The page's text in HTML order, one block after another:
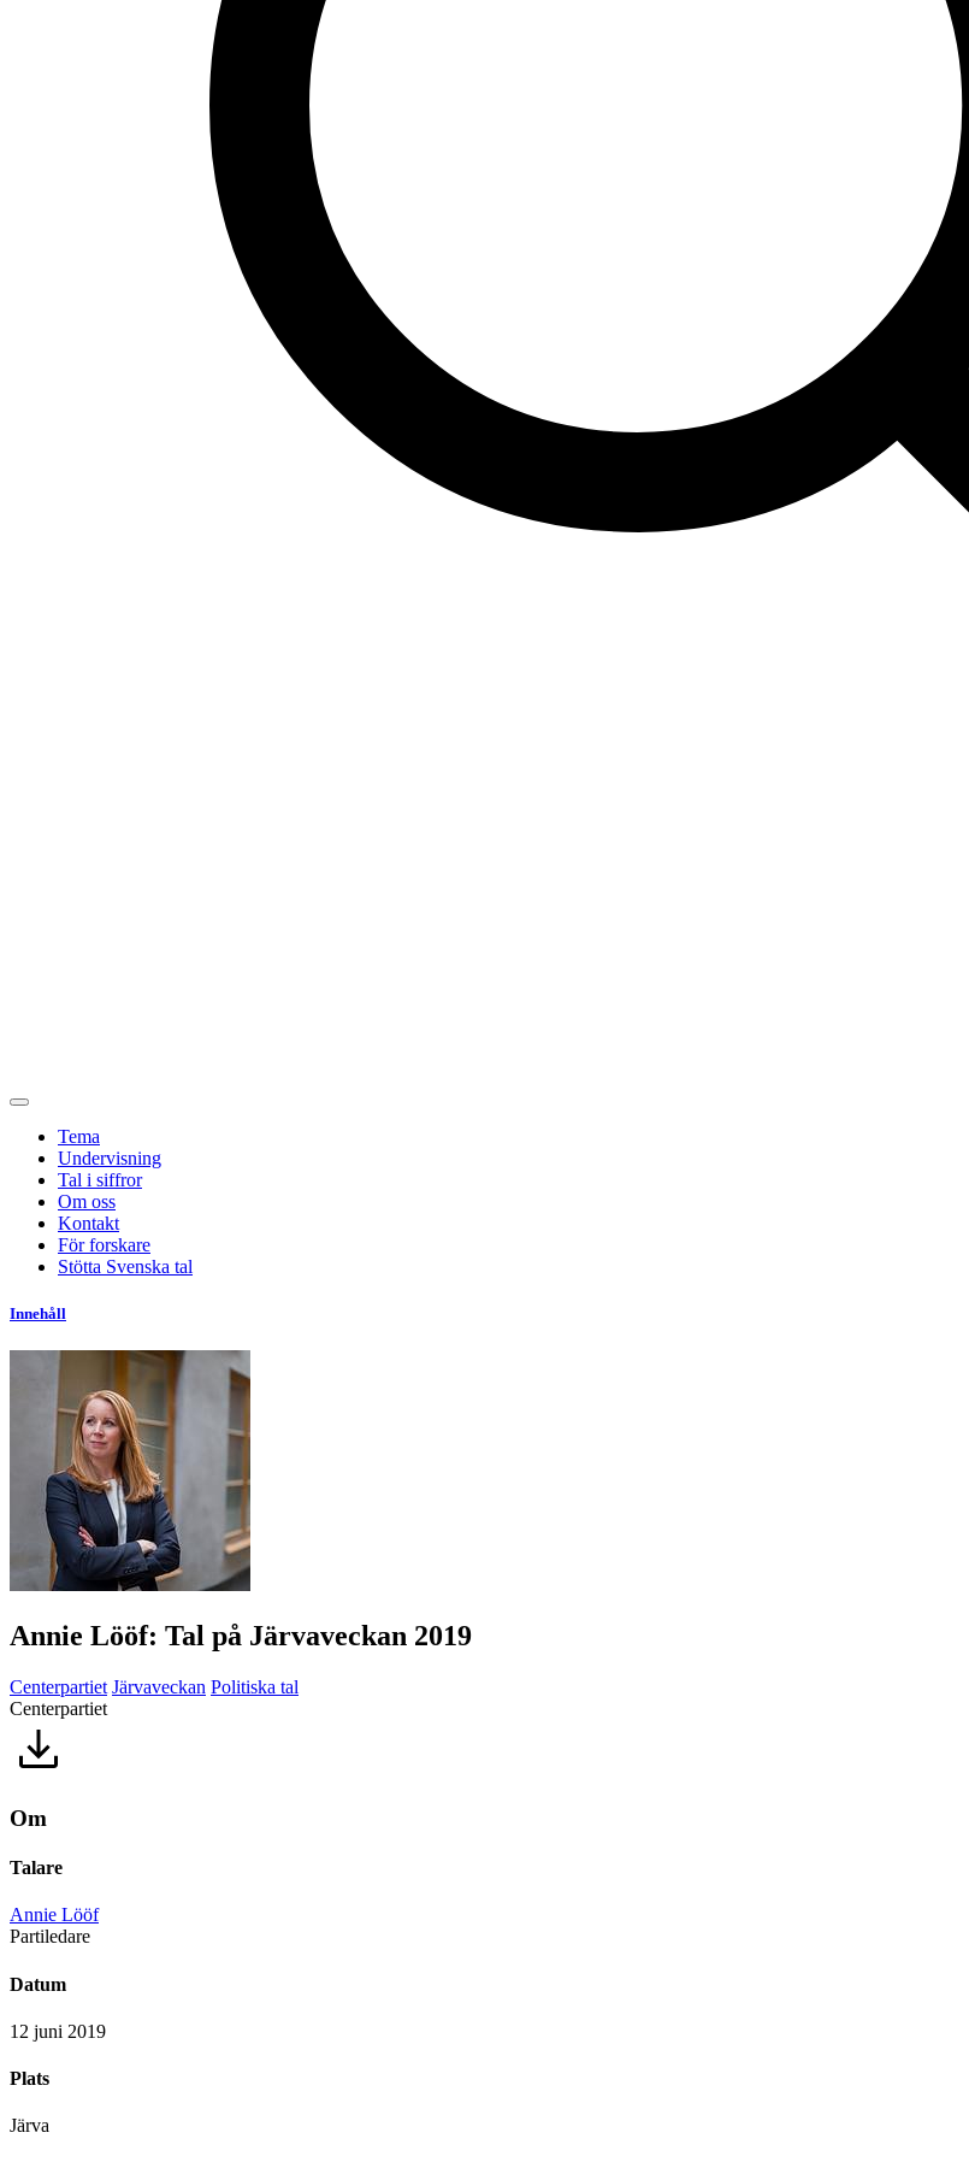
Tema
Undervisning
Tal i siffror
Om oss
Kontakt
För forskare
Stötta Svenska tal
Innehåll
Annie Lööf: Tal på Järvaveckan 2019
Centerpartiet Järvaveckan Politiska tal
Centerpartiet
Om
Talare
Annie Lööf
Partiledare
Datum
12 juni 2019
Plats
Järva